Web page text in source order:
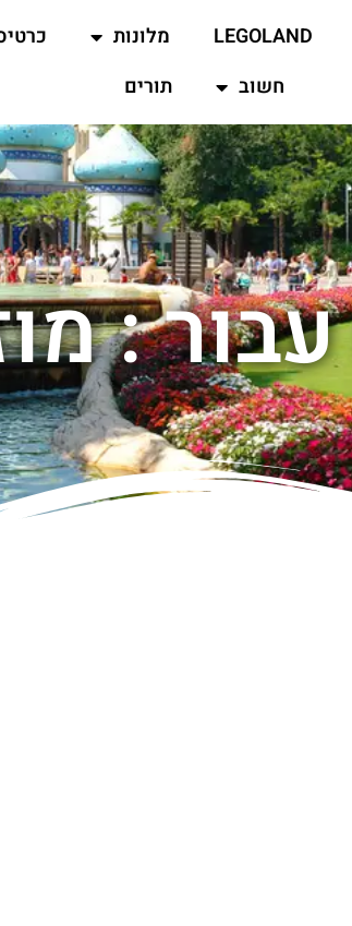
LEGOLAND מלונות
חשוב
תורים
: